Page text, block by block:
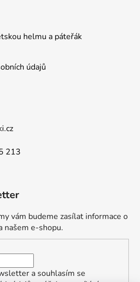
helmu a páteřák
údajů
213
vám budeme zasílat informace o
našem e-shopu.
a souhlasím se